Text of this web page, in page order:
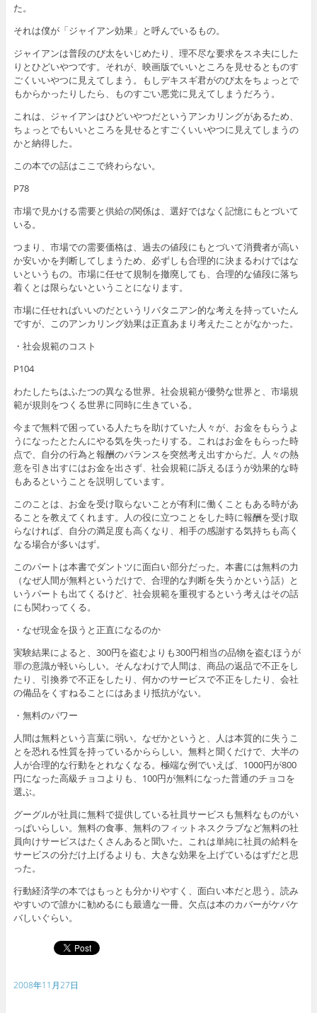
た。
それは僕が「ジャイアン効果」と呼んでいるもの。
ジャイアンは普段のび太をいじめたり、理不尽な要求をスネ夫にした
りとひどいやつです。それが、映画版でいいところを見せるとものす
ごくいいやつに見えてしまう。もしデキスギ君がのび太をちょっとで
もからかったりしたら、ものすごい悪党に見えてしまうだろう。
これは、ジャイアンはひどいやつだというアンカリングがあるため、
ちょっとでもいいところを見せるとすごくいいやつに見えてしまうの
かと納得した。
この本での話はここで終わらない。
P78
市場で見かける需要と供給の関係は、選好ではなく記憶にもとづいて
いる。
つまり、市場での需要価格は、過去の値段にもとづいて消費者が高い
か安いかを判断してしまうため、必ずしも合理的に決まるわけではな
いというもの。市場に任せて規制を撤廃しても、合理的な値段に落ち
着くとは限らないということになります。
市場に任せればいいのだというリバタニアン的な考えを持っていたん
ですが、このアンカリング効果は正直あまり考えたことがなかった。
・社会規範のコスト
P104
わたしたちはふたつの異なる世界。社会規範が優勢な世界と、市場規
範が規則をつくる世界に同時に生きている。
今まで無料で困っている人たちを助けていた人々が、お金をもらうよ
うになったとたんにやる気を失ったりする。これはお金をもらった時
点で、自分の行為と報酬のバランスを突然考え出すからだ。人々の熱
意を引き出すにはお金を出さず、社会規範に訴えるほうが効果的な時
もあるということを説明しています。
このことは、お金を受け取らないことが有利に働くこともある時があ
ることを教えてくれます。人の役に立つことをした時に報酬を受け取
らなければ、自分の満足度も高くなり、相手の感謝する気持ちも高く
なる場合が多いはず。
このパートは本書でダントツに面白い部分だった。本書には無料の力
（なぜ人間が無料というだけで、合理的な判断を失うかという話）と
いうパートも出てくるけど、社会規範を重視するという考えはその話
にも関わってくる。
・なぜ現金を扱うと正直になるのか
実験結果によると、300円を盗むよりも300円相当の品物を盗むほうが
罪の意識が軽いらしい。そんなわけで人間は、商品の返品で不正をし
たり、引換券で不正をしたり、何かのサービスで不正をしたり、会社
の備品をくすねることにはあまり抵抗がない。
・無料のパワー
人間は無料という言葉に弱い。なぜかというと、人は本質的に失うこ
とを恐れる性質を持っているかららしい。無料と聞くだけで、大半の
人が合理的な行動をとれなくなる。極端な例でいえば、1000円が800
円になった高級チョコよりも、100円が無料になった普通のチョコを
選ぶ。
グーグルが社員に無料で提供している社員サービスも無料なものがい
っぱいらしい。無料の食事、無料のフィットネスクラブなど無料の社
員向けサービスはたくさんあると聞いた。これは単純に社員の給料を
サービスの分だけ上げるよりも、大きな効果を上げているはずだと思
った。
行動経済学の本ではもっとも分かりやすく、面白い本だと思う。読み
やすいので誰かに勧めるにも最適な一冊。欠点は本のカバーがケバケ
バしいぐらい。
2008年11月27日